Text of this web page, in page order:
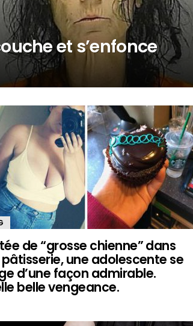
et s’enfonce
de “grosse chienne” dans
une adolescente se
d’une façon admirable.
belle vengeance.